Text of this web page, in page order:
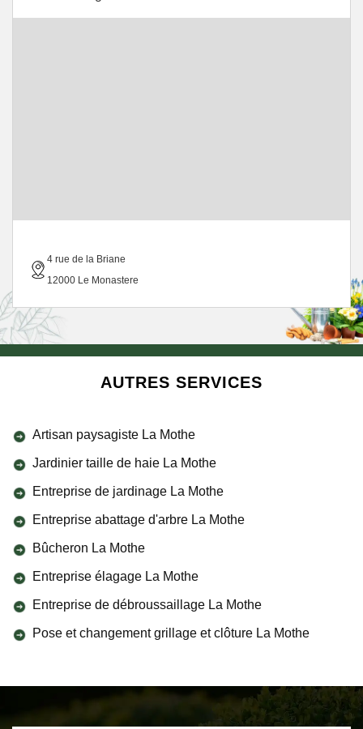
4 rue de la Briane
12000 Le Monastere
AUTRES SERVICES
Artisan paysagiste La Mothe
Jardinier taille de haie La Mothe
Entreprise de jardinage La Mothe
Entreprise abattage d'arbre La Mothe
Bûcheron La Mothe
Entreprise élagage La Mothe
Entreprise de débroussaillage La Mothe
Pose et changement grillage et clôture La Mothe